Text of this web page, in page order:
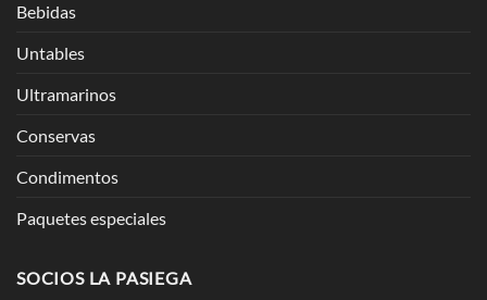
Bebidas
Untables
Ultramarinos
Conservas
Condimentos
Paquetes especiales
SOCIOS LA PASIEGA